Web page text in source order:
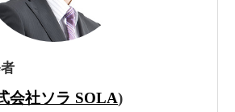
会社ソラ SOLA)